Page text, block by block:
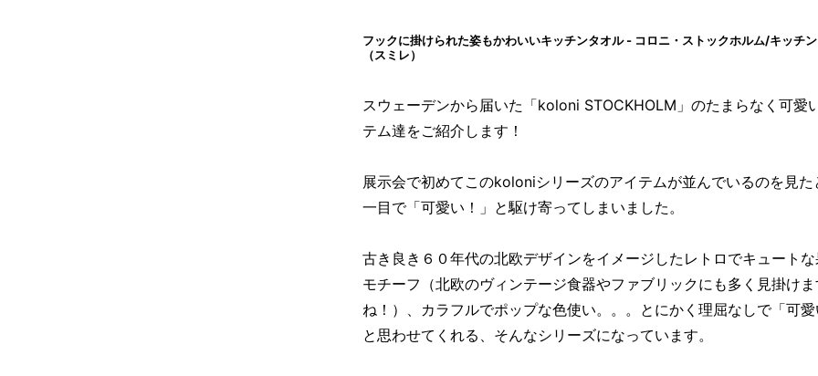
フックに掛けられた姿もかわいいキッチンタオル - コロニ・ストックホルム/キッチ
（スミレ）
スウェーデンから届いた「koloni STOCKHOLM」のたまらなく可愛
テム達をご紹介します！
展示会で初めてこのkoloniシリーズのアイテムが並んでいるのを見た
一目で「可愛い！」と駆け寄ってしまいました。
古き良き６０年代の北欧デザインをイメージしたレトロでキュート
モチーフ（北欧のヴィンテージ食器やファブリックにも多く見掛けま
ね！）、カラフルでポップな色使い。。。とにかく理屈なしで「可愛
と思わせてくれる、そんなシリーズになっています。